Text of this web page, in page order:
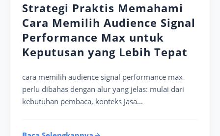
Strategi Praktis Memahami
Cara Memilih Audience Signal
Performance Max untuk
Keputusan yang Lebih Tepat
cara memilih audience signal performance max
perlu dibahas dengan alur yang jelas: mulai dari
kebutuhan pembaca, konteks Jasa...